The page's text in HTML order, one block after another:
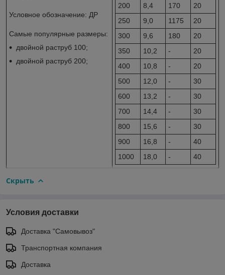
Условное обозначение: ДР
Самые популярные размеры:
двойной раструб 100;
двойной раструб 200;
200
8,4 170
20
250
9,0 1175
20
300
9,6 180
20
350
10,2 -
20
400
10,8 -
20
500
12,0 -
30
600
13,2 -
30
700
14,4 -
30
800
15,6 -
30
900
16,8 -
40
1000
18,0 - 40
Скрыть
Условия доставки
Доставка "Самовывоз"
Транспортная компания
Доставка